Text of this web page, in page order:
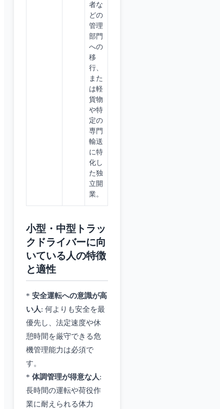
者な
どの
管理
部門
への
移
行、
また
は軽
貨物
や特
定の
専門
輸送
に特
化し
た独
立開
業。
小型・中型トラッ
クドライバーに向
いている人の特徴
と適性
* 安全運転への意識が高
い人: 何よりも安全を最
優先し、法定速度や休
憩時間を厳守できる危
機管理能力は必須で
す。
* 体調管理が得意な人:
長時間の運転や荷役作
業に耐えられる体力